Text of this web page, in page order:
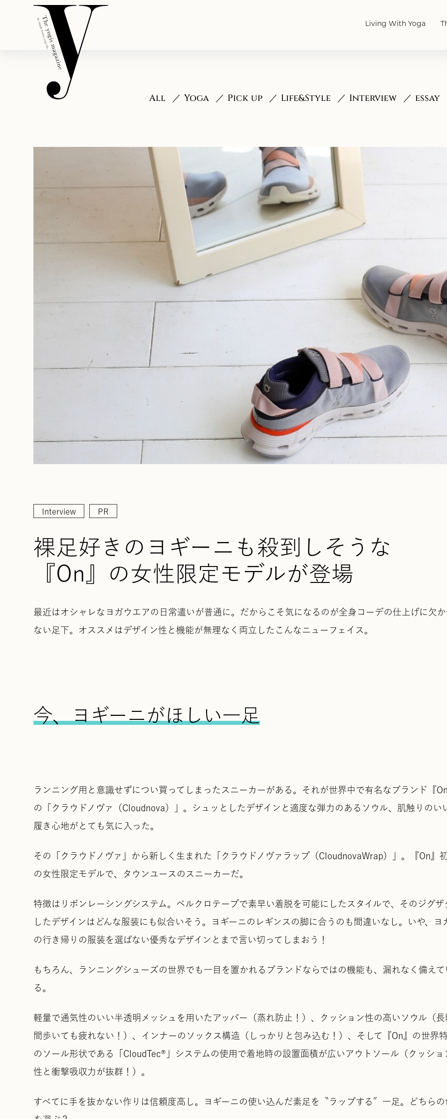
Living With Yoga
All Yoga Pick up Life&Style Interview essay
Interview PR
裸足好きのヨギーニも殺到しそうな
『On』の女性限定モデルが登場
最近はオシャレなヨガウエアの日常遣いが普通に。だからこそ気になるのが全身コーデの仕上げに欠
ない足下。オススメはデザイン性と機能が無理なく両立したこんなニューフェイス。
今、ヨギーニがほしい一足
ランニング用と意識せずについ買ってしまったスニーカーがある。それが世界中で有名なブランド『
の「クラウドノヴァ（Cloudnova）」。シュッとしたデザインと適度な弾力のあるソウル、肌触りのい
履き心地がとても気に入った。
その「クラウドノヴァ」から新しく生まれた「クラウドノヴァラップ（CloudnovaWrap）」。『On』
の女性限定モデルで、タウンユースのスニーカーだ。
特徴はリボンレーシングシステム。ベルクロテープで素早い着脱を可能にしたスタイルで、そのジグザ
したデザインはどんな服装にも似合いそう。ヨギーニのレギンスの脚に合うのも間違いなし。いや、ヨ
の行き帰りの服装を選ばない優秀なデザインとまで言い切ってしまおう！
もちろん、ランニングシューズの世界でも一目を置かれるブランドならではの機能も、漏れなく備えて
る。
軽量で通気性のいい半透明メッシュを用いたアッパー（蒸れ防止！）、クッション性の高いソウル（長
間歩いても疲れない！）、インナーのソックス構造（しっかりと包み込む！）、そして『On』の世界
のソール形状である「CloudTec®︎」システムの使用で着地時の設置面積が広いアウトソール（クッショ
性と衝撃吸収力が抜群！）。
すべてに手を抜かない作りは信頼度高し。ヨギーニの使い込んだ素足を〝ラップする〞一足。どちらの